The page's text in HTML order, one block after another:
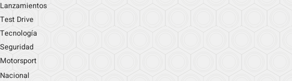
Lanzamientos
Test Drive
Tecnología
Seguridad
Motorsport
Nacional